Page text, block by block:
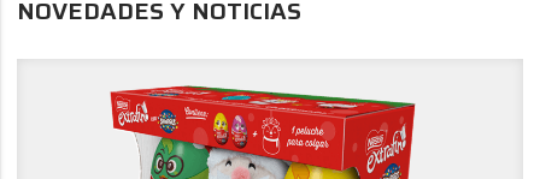
NOVEDADES Y NOTICIAS